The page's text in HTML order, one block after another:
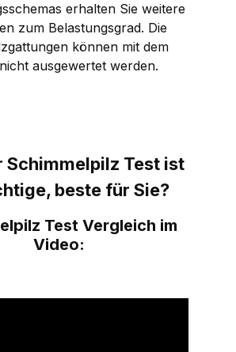
erhalten Sie weitere
zum Belastungsgrad. Die
können mit dem
ausgewertet werden.
Schimmelpilz Test ist
beste für Sie?
Test Vergleich im
Video: